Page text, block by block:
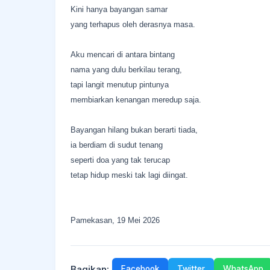
Kini hanya bayangan samar
yang terhapus oleh derasnya masa.
Aku mencari di antara bintang
nama yang dulu berkilau terang,
tapi langit menutup pintunya
membiarkan kenangan meredup saja.
Bayangan hilang bukan berarti tiada,
ia berdiam di sudut tenang
seperti doa yang tak terucap
tetap hidup meski tak lagi diingat.
Pamekasan, 19 Mei 2026